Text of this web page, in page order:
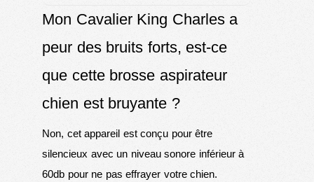
Mon Cavalier King Charles a
peur des bruits forts, est-ce
que cette brosse aspirateur
chien est bruyante ?
Non, cet appareil est conçu pour être
silencieux avec un niveau sonore inférieur à
60db pour ne pas effrayer votre chien.